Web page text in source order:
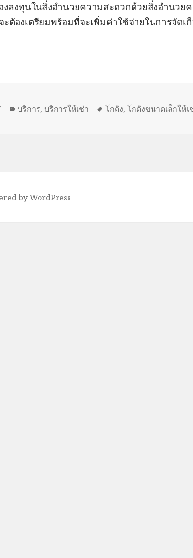
ลงทุนในสิ่งอำนวยความสะดวกด้วยสิ่งอำนวย
ต้องเตรียมพร้อมที่จะเพิ่มค่าใช้จ่ายในการจัด
Categories
บริการ,บริการให้เช่า Tags
โกดัง,โกดังขนาดเล็กให้เ
by WordPress